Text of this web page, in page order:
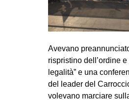
MUSICA
RECENSIONI
AFRICA
ESTREMO
Avevano preannunciato
rispristino dell’ordine e
legalità” e una
del leader del
volevano marciare